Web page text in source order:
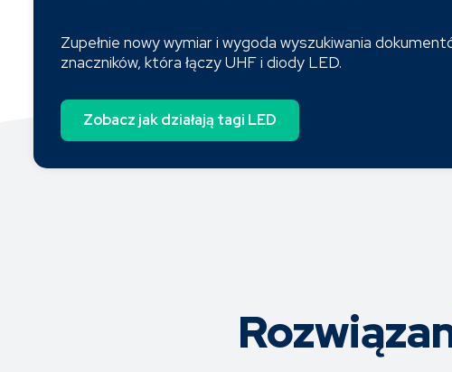
Zupełnie nowy wymiar i wygoda wyszukiwania
znaczników, która łączy UHF i diody LED.
Zobacz jak działają tagi LED